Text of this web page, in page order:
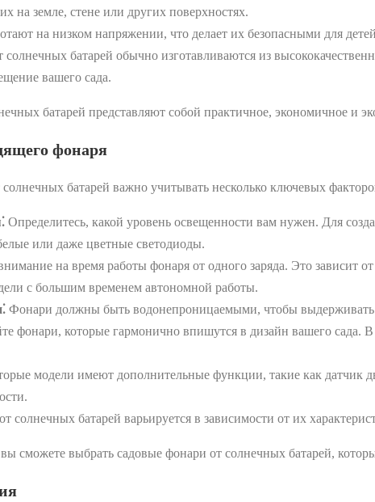
на земле, стене или других поверхностях.
на низком напряжении, что делает их безопасными для
батарей обычно изготавливаются из
вашего сада.
батарей представляют собой практичное, экономичное и
фонаря
батарей важно учитывать несколько ключевых
Определитесь, какой уровень освещенности вам нужен. Для
или даже цветные светодиоды.
на время работы фонаря от одного заряда. Это зависит
с большим временем автономной работы.
Фонари должны быть водонепроницаемыми, чтобы
фонари, которые гармонично впишутся в дизайн вашего сада.
модели имеют дополнительные функции, такие как датчик
солнечных батарей варьируется в зависимости от их
сможете выбрать садовые фонари от солнечных батарей,